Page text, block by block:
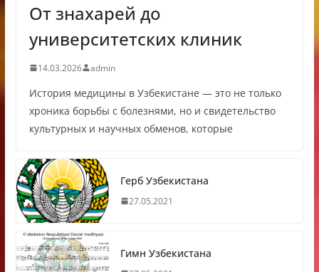
От знахарей до
университетских клиник
14.03.2026 admin
История медицины в Узбекистане — это не только
хроника борьбы с болезнями, но и свидетельство
культурных и научных обменов, которые
Герб Узбекистана
27.05.2021
Гимн Узбекистана